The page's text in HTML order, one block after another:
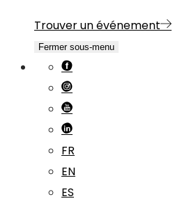
Trouver un événement
Fermer sous-menu
FR
EN
ES